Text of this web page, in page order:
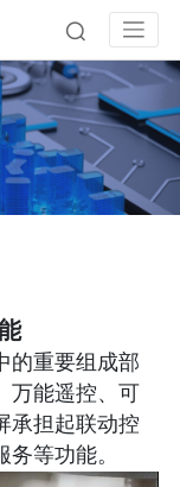
的重要组成部
万能遥控、可
承担起联动控
等功能。